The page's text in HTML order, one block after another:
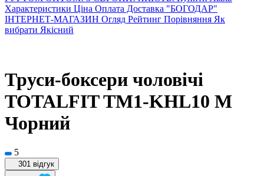
Труси-боксери чоловічі
TOTALFIT TM1-KHL10 M
Чорний
5
301 відгук